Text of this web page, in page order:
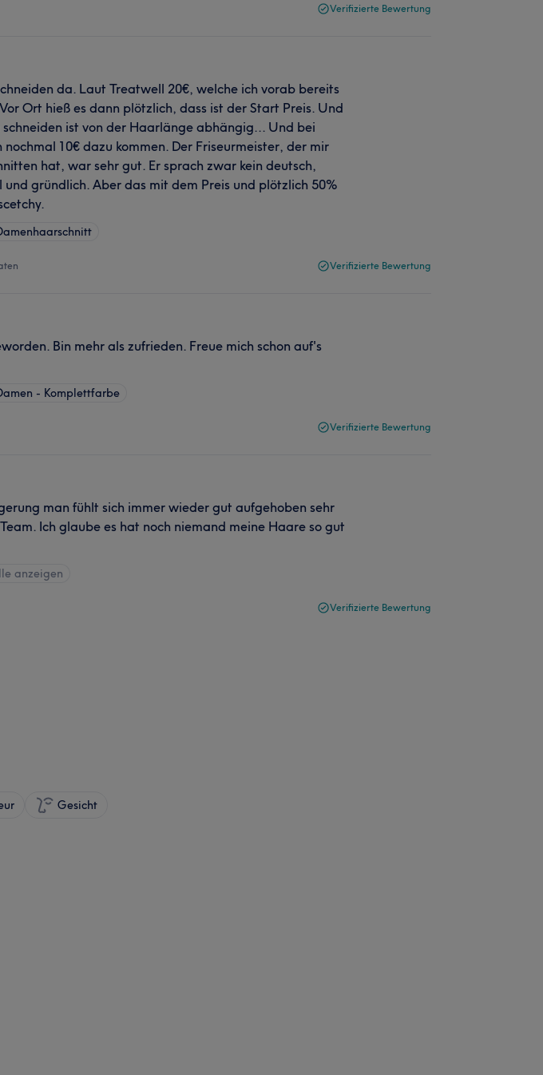
Verifizierte Bewertung
da. Laut Treatwell 20€, welche ich vorab bereits
Ort hieß es dann plötzlich, dass ist der Start Preis. Und
schneiden ist von der Haarlänge abhängig... Und bei
10€ dazu kommen. Der Friseurmeister, der mir
hat, war sehr gut. Er sprach zwar kein deutsch,
gründlich. Aber das mit dem Preis und plötzlich 50%
Verifizierte Bewertung
Bin mehr als zufrieden. Freue mich schon auf's
- Komplettfarbe
Verifizierte Bewertung
man fühlt sich immer wieder gut aufgehoben sehr
Ich glaube es hat noch niemand meine Haare so gut
anzeigen
Verifizierte Bewertung
Gesicht